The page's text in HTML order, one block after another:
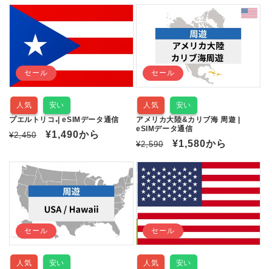
価
ル
価
ル
価
格
セール
人気
安い
プエルトリコ₊| eSIMデータ通信
通
価
格
¥2,450
セ
ル
価
¥1,490から
セール
人気
安い
アメリカ大陸&カリブ海 周遊 |
eSIMデータ通信
通
価
格
¥2,590
セ
ル
価
格
¥1,580から
セール
人気
安い
セール
人気
安い